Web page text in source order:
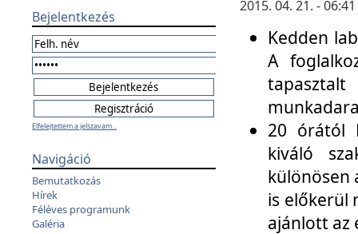
Bejelentkezés
Elfelejtettem a jelszavam...
Navigáció
Bemutatkozás
Hírek
Féléves programunk
Galéria
2015. 04. 21. -
Kedden
A
20 órától
kiváló
különösen
is előkerül
ajánlott az